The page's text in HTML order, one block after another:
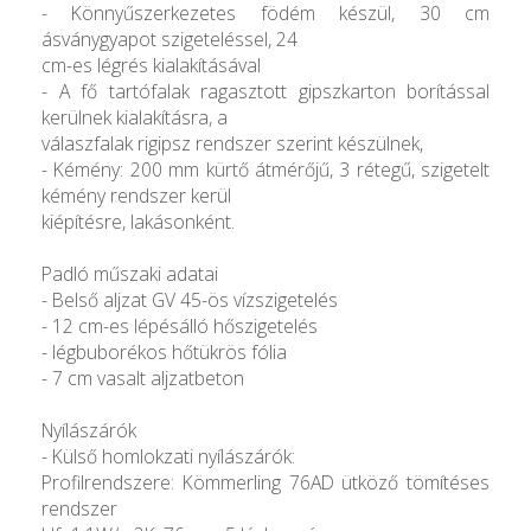
- Könnyűszerkezetes födém készül, 30 cm
ásványgyapot szigeteléssel, 24
cm-es légrés kialakításával
- A fő tartófalak ragasztott gipszkarton borítással
kerülnek kialakításra, a
válaszfalak rigipsz rendszer szerint készülnek,
- Kémény: 200 mm kürtő átmérőjű, 3 rétegű, szigetelt
kémény rendszer kerül
kiépítésre, lakásonként.
Padló műszaki adatai
- Belső aljzat GV 45-ös vízszigetelés
- 12 cm-es lépésálló hőszigetelés
- légbuborékos hőtükrös fólia
- 7 cm vasalt aljzatbeton
Nyílászárók
- Külső homlokzati nyílászárók:
Profilrendszere: Kömmerling 76AD ütköző tömítéses
rendszer